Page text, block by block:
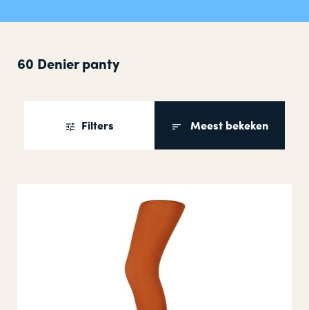
60 Denier panty
Filters Meest bekeken